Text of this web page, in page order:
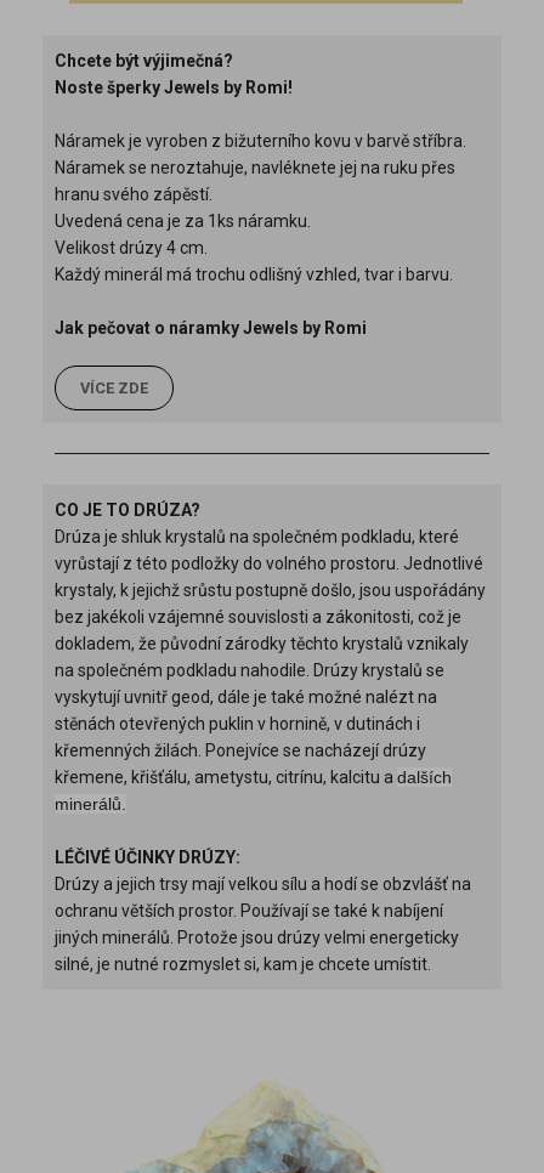
Chcete být výjimečná?
Noste šperky Jewels by Romi!
Náramek je vyroben z bižuterního kovu v barvě stříbra.
Náramek se neroztahuje, navléknete jej na ruku přes
hranu svého zápěstí.
Uvedená cena je za 1ks náramku.
Velikost drúzy 4 cm.
Každý minerál má trochu odlišný vzhled, tvar i barvu.
Jak pečovat o náramky Jewels by Romi
VÍCE ZDE
CO JE TO DRÚZA?
Drúza je shluk krystalů na společném podkladu, které
vyrůstají z této podložky do volného prostoru. Jednotlivé
krystaly, k jejichž srůstu postupně došlo, jsou uspořádány
bez jakékoli vzájemné souvislosti a zákonitosti, což je
dokladem, že původní zárodky těchto krystalů vznikaly
na společném podkladu nahodile. Drúzy krystalů se
vyskytují uvnitř geod, dále je také možné nalézt na
stěnách otevřených puklin v hornině, v dutinách i
křemenných žilách. Ponejvíce se nacházejí drúzy
křemene, křišťálu, ametystu, citrínu, kalcitu a dalších
minerálů.
LÉČIVÉ ÚČINKY DRÚZY:
Drúzy a jejich trsy mají velkou sílu a hodí se obzvlášť na
ochranu větších prostor. Používají se také k nabíjení
jiných minerálů. Protože jsou drúzy velmi energeticky
silné, je nutné rozmyslet si, kam je chcete umístit.